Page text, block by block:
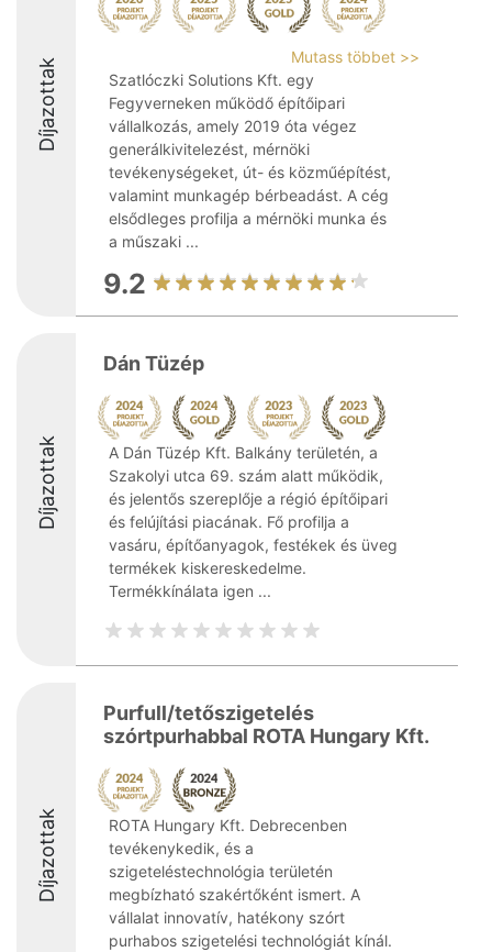
Díjazottak
Mutass többet >>
Szatlóczki Solutions Kft. egy
Fegyverneken működő építőipari
vállalkozás, amely 2019 óta végez
generálkivitelezést, mérnöki
tevékenységeket, út- és közműépítést,
valamint munkagép bérbeadást. A cég
elsődleges profilja a mérnöki munka és
a műszaki ...
9.2
Díjazottak
Dán Tüzép
A Dán Tüzép Kft. Balkány területén, a
Szakolyi utca 69. szám alatt működik,
és jelentős szereplője a régió építőipari
és felújítási piacának. Fő profilja a
vasáru, építőanyagok, festékek és üveg
termékek kiskereskedelme.
Termékkínálata igen ...
Díjazottak
Purfull/tetőszigetelés
szórtpurhabbal ROTA Hungary Kft.
ROTA Hungary Kft. Debrecenben
tevékenykedik, és a
szigeteléstechnológia területén
megbízható szakértőként ismert. A
vállalat innovatív, hatékony szórt
purhabos szigetelési technológiát kínál.